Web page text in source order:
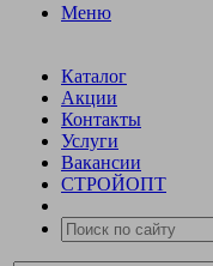
Меню
Каталог
Акции
Контакты
Услуги
Вакансии
СТРОЙОПТ